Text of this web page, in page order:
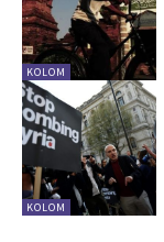
KOLOM
KOLOM